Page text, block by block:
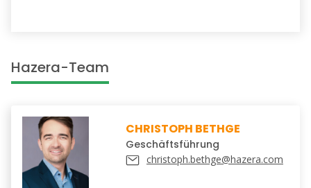
Hazera-Team
CHRISTOPH BETHGE
Geschäftsführung
christoph.bethge@hazera.com